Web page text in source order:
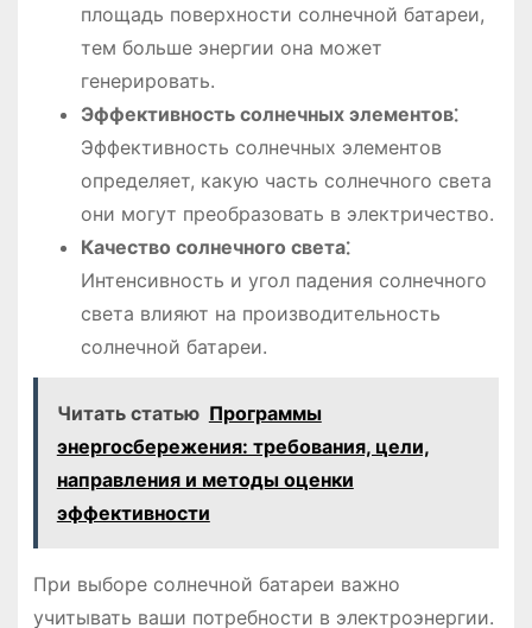
площадь поверхности солнечной батареи,
тем больше энергии она может
генерировать.
Эффективность солнечных элементов⁚
Эффективность солнечных элементов
определяет, какую часть солнечного света
они могут преобразовать в электричество.
Качество солнечного света⁚
Интенсивность и угол падения солнечного
света влияют на производительность
солнечной батареи.
Читать статью Программы
энергосбережения: требования, цели,
направления и методы оценки
эффективности
При выборе солнечной батареи важно
учитывать ваши потребности в электроэнергии.